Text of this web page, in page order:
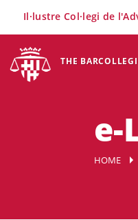
THE BAR
Il·lustre Col·legi de
e-
HOME